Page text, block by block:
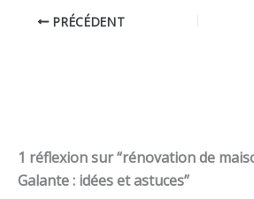
PRÉCÉDENT
1 réflexion sur “rénovation de
Galante : idées et astuces”